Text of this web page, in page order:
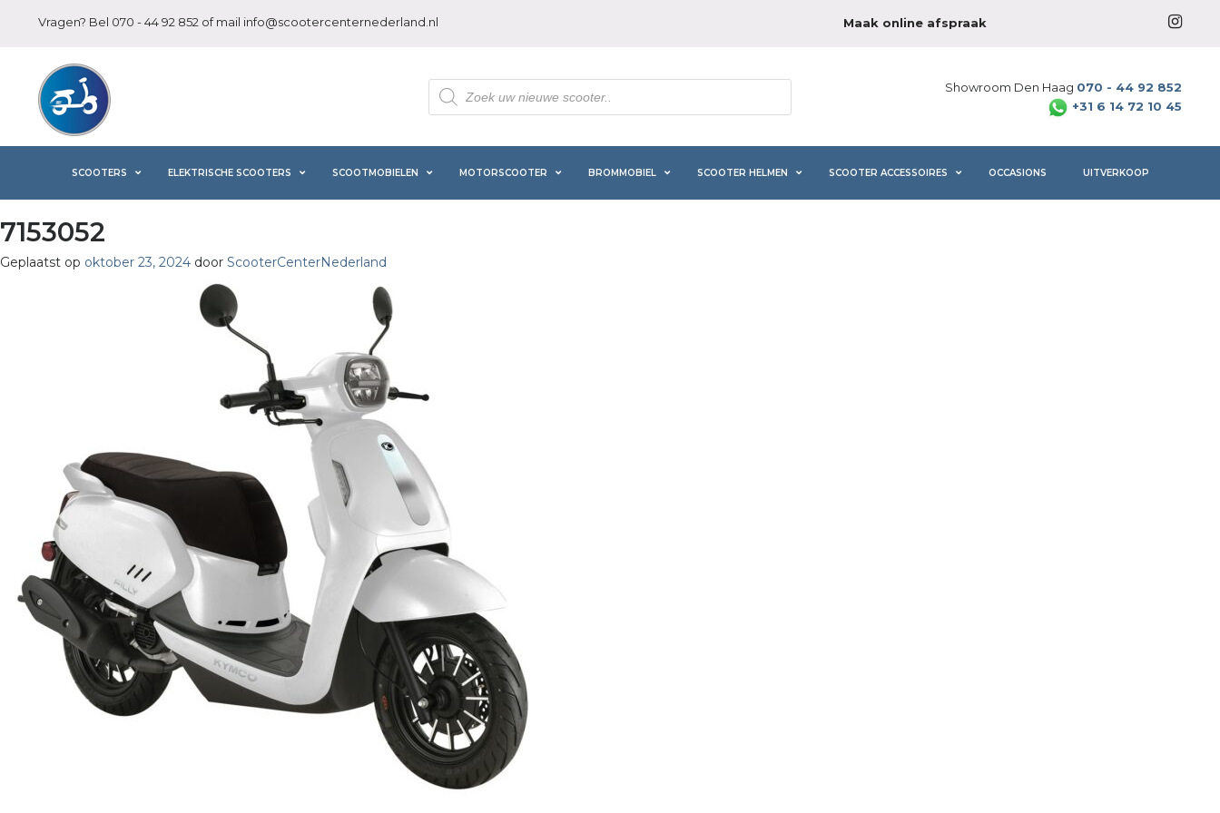
Vragen? Bel 070 - 44 92 852 of mail info@scootercenternederland.nl Maak online afspraak
Producten
zoeken
Showroom Den Haag 070 - 44 92 852
+31 6 14 72 10 45
SCOOTERS ELEKTRISCHE SCOOTERS SCOOTMOBIELEN MOTORSCOOTER BROMMOBIEL SCOOTER HELMEN SCOOTER ACCESSOIRES OCCASIONS UITVERKOOP
7153052
Geplaatst op oktober 23, 2024 door ScooterCenterNederland